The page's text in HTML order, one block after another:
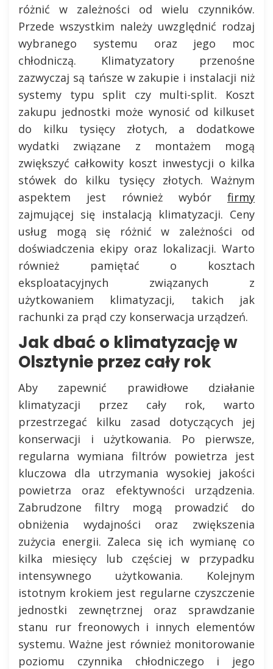
różnić w zależności od wielu czynników.
Przede wszystkim należy uwzględnić rodzaj
wybranego systemu oraz jego moc
chłodniczą. Klimatyzatory przenośne
zazwyczaj są tańsze w zakupie i instalacji niż
systemy typu split czy multi-split. Koszt
zakupu jednostki może wynosić od kilkuset
do kilku tysięcy złotych, a dodatkowe
wydatki związane z montażem mogą
zwiększyć całkowity koszt inwestycji o kilka
stówek do kilku tysięcy złotych. Ważnym
aspektem jest również wybór firmy
zajmującej się instalacją klimatyzacji. Ceny
usług mogą się różnić w zależności od
doświadczenia ekipy oraz lokalizacji. Warto
również pamiętać o kosztach
eksploatacyjnych związanych z
użytkowaniem klimatyzacji, takich jak
rachunki za prąd czy konserwacja urządzeń.
Jak dbać o klimatyzację w
Olsztynie przez cały rok
Aby zapewnić prawidłowe działanie
klimatyzacji przez cały rok, warto
przestrzegać kilku zasad dotyczących jej
konserwacji i użytkowania. Po pierwsze,
regularna wymiana filtrów powietrza jest
kluczowa dla utrzymania wysokiej jakości
powietrza oraz efektywności urządzenia.
Zabrudzone filtry mogą prowadzić do
obniżenia wydajności oraz zwiększenia
zużycia energii. Zaleca się ich wymianę co
kilka miesięcy lub częściej w przypadku
intensywnego użytkowania. Kolejnym
istotnym krokiem jest regularne czyszczenie
jednostki zewnętrznej oraz sprawdzanie
stanu rur freonowych i innych elementów
systemu. Ważne jest również monitorowanie
poziomu czynnika chłodniczego i jego